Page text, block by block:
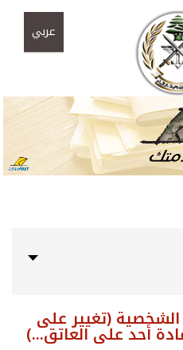
عربي
(تغيير على
أحد على العاتق...)